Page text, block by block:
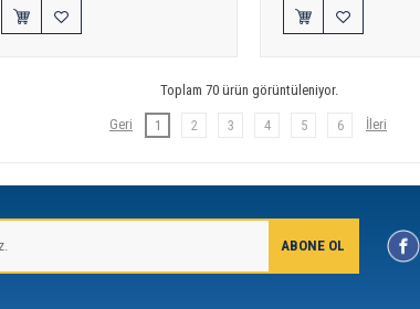
Toplam 70 ürün görüntüleniyor.
1 2 3 4 5 6